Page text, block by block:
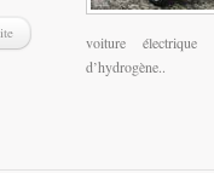
voiture électrique
d’hydrogène..